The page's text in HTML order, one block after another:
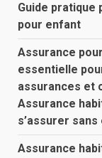
Guide pratique
pour enfant
Assurance
essentielle
assurances et
Assurance
s’assurer sans
Assurance